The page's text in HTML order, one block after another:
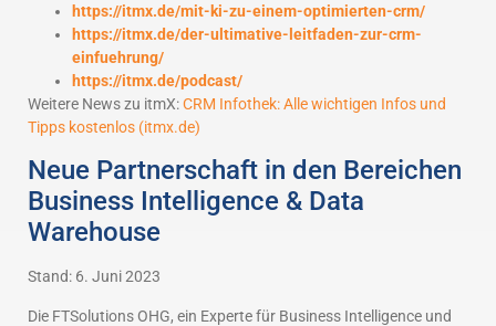
https://itmx.de/mit-ki-zu-einem-optimierten-crm/
https://itmx.de/der-ultimative-leitfaden-zur-crm-
einfuehrung/
https://itmx.de/podcast/
Weitere News zu itmX:CRM Infothek: Alle wichtigen Infos und
Tipps kostenlos (itmx.de)
Neue Partnerschaft in den Bereichen
Business Intelligence & Data
Warehouse
Stand: 6. Juni 2023
Die FTSolutions OHG, ein Experte für Business Intelligence und